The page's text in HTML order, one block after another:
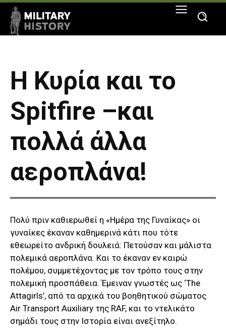
Η Κυρία και το
Spitfire –και
πολλά άλλα
αεροπλάνα!
Πολύ πριν καθιερωθεί η «Ημέρα της Γυναίκας» οι
γυναίκες έκαναν καθημερινά κάτι που τότε
εθεωρείτο ανδρική δουλειά: Πετούσαν και μάλιστα
πολεμικά αεροπλάνα. Και το έκαναν εν καιρώ
πολέμου, συμμετέχοντας με τον τρόπο τους στην
πολεμική προσπάθεια. Έμειναν γνωστές ως ‘The
Attagirls’, από τα αρχικά του βοηθητικού σώματος
Air Transport Auxiliary της RAF, και το ντελικάτο
σημάδι τους στην Ιστορία είναι ανεξίτηλο.